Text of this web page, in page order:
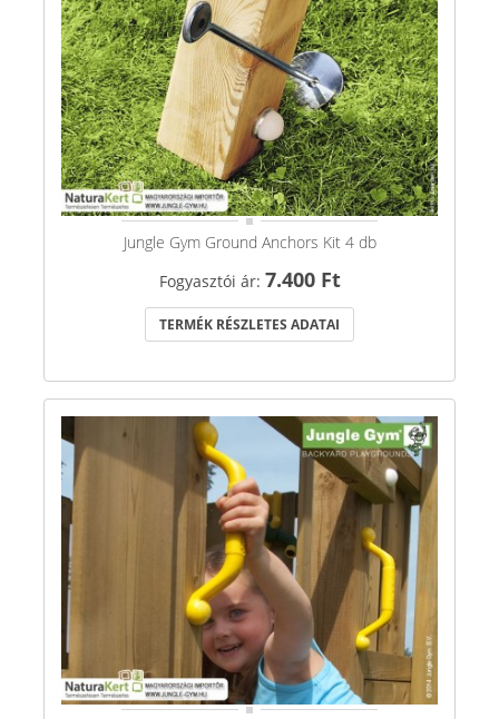
Jungle Gym Ground Anchors Kit 4 db
Fogyasztói ár: 7.400 Ft
TERMÉK RÉSZLETES ADATAI